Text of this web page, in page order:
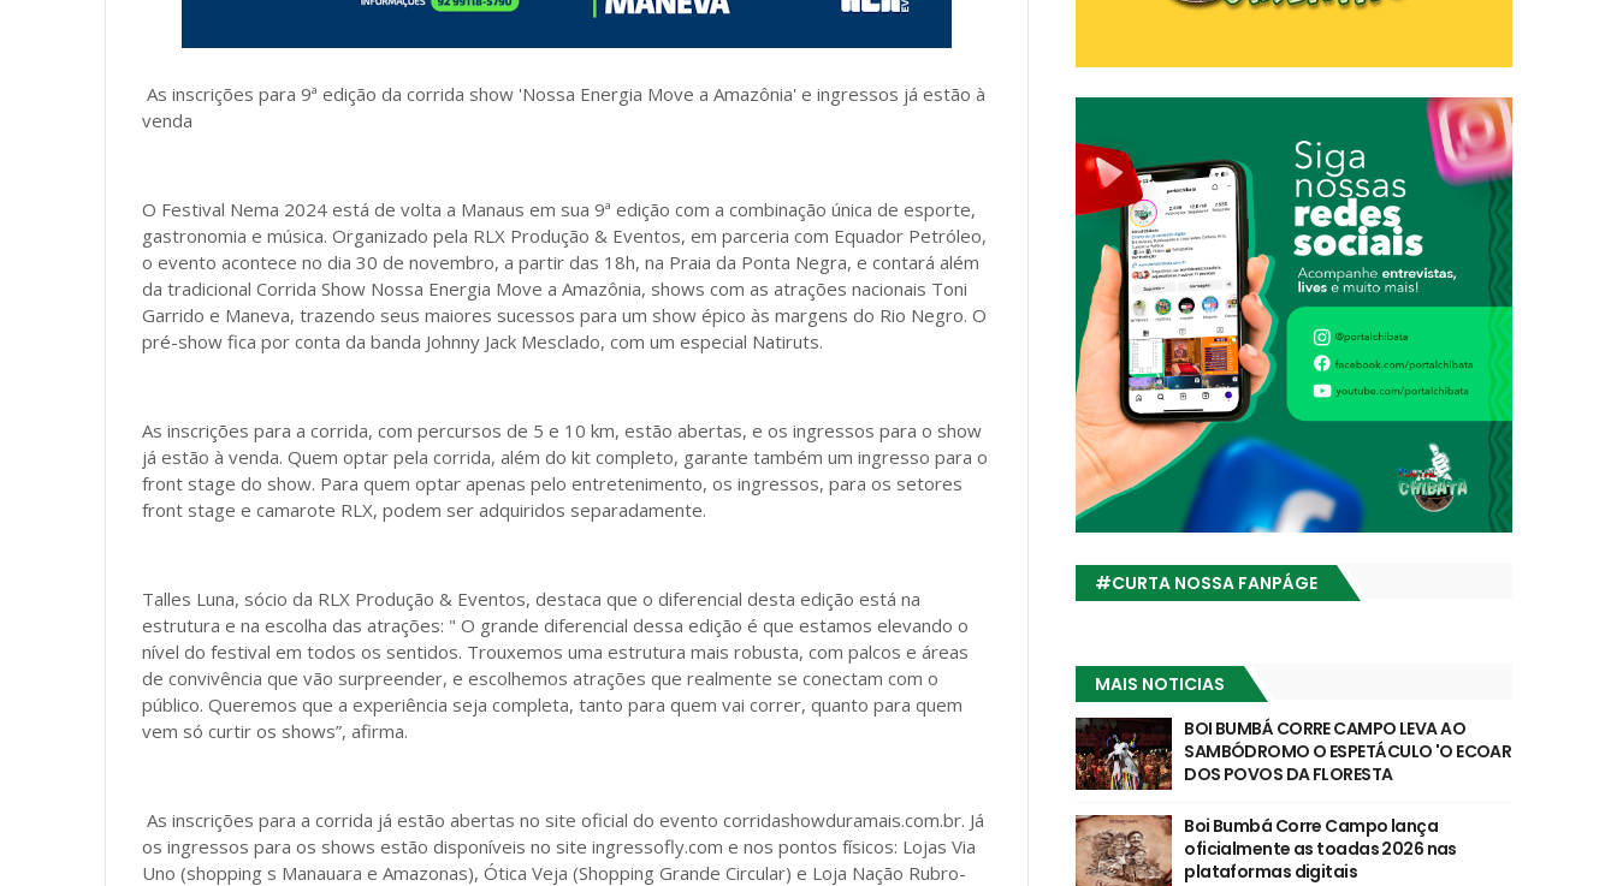
As inscrições para 9ª edição da corrida show 'Nossa Energia Move a Amazônia' e ingressos já estão à
venda
O Festival Nema 2024 está de volta a Manaus em sua 9ª edição com a combinação única de esporte,
gastronomia e música. Organizado pela RLX Produção & Eventos, em parceria com Equador Petróleo,
o evento acontece no dia 30 de novembro, a partir das 18h, na Praia da Ponta Negra, e contará além
da tradicional Corrida Show Nossa Energia Move a Amazônia, shows com as atrações nacionais Toni
Garrido e Maneva, trazendo seus maiores sucessos para um show épico às margens do Rio Negro. O
pré-show fica por conta da banda Johnny Jack Mesclado, com um especial Natiruts.
As inscrições para a corrida, com percursos de 5 e 10 km, estão abertas, e os ingressos para o show
já estão à venda. Quem optar pela corrida, além do kit completo, garante também um ingresso para o
front stage do show. Para quem optar apenas pelo entretenimento, os ingressos, para os setores
front stage e camarote RLX, podem ser adquiridos separadamente.
Talles Luna, sócio da RLX Produção & Eventos, destaca que o diferencial desta edição está na
estrutura e na escolha das atrações: " O grande diferencial dessa edição é que estamos elevando o
nível do festival em todos os sentidos. Trouxemos uma estrutura mais robusta, com palcos e áreas
de convivência que vão surpreender, e escolhemos atrações que realmente se conectam com o
público. Queremos que a experiência seja completa, tanto para quem vai correr, quanto para quem
vem só curtir os shows”, afirma.
As inscrições para a corrida já estão abertas no site oficial do evento corridashowduramais.com.br. Já
os ingressos para os shows estão disponíveis no site ingressofly.com e nos pontos físicos: Lojas Via
Uno (shopping s Manauara e Amazonas), Ótica Veja (Shopping Grande Circular) e Loja Nação Rubro-
#CURTA NOSSA FANPÁGE
MAIS NOTICIAS
BOI BUMBÁ CORRE CAMPO LEVA AO
SAMBÓDROMO O ESPETÁCULO 'O ECOAR
DOS POVOS DA FLORESTA
Boi Bumbá Corre Campo lança
oficialmente as toadas 2026 nas
plataformas digitais